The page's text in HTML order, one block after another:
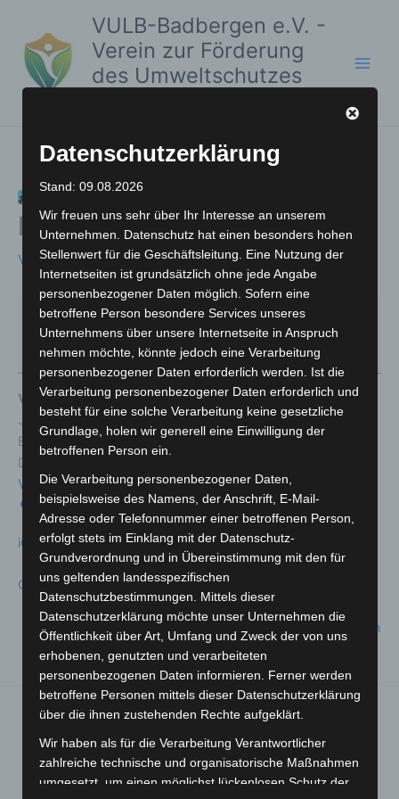
springen
VULB-Badbergen e.V. -
Verein zur Förderung
des Umweltschutzes
Frühstücksplauderei &
Handysprechstunde
VonMarc Rauscher/16. März 2025
Handysprechstunde
9:30 –11:30
5. August 2025
Volksschule Badbergen
Jahnstraße 1
Badbergen
, Niedersachsen
Deutschland
Veranstaltungsort anschauen
Karte
Badbergen
iCal
Google
Kompletten Kalender ansehen
Repair Cafe im
Dorftreff
Badbergen
1. August 2025
Wohnzimmer –
Klönen & mehr
5. August 2025
Datenschutzerklärung
Stand: 09.08.2026
Wir freuen uns sehr über Ihr Interesse an unserem
Unternehmen. Datenschutz hat einen besonders hohen
Stellenwert für die Geschäftsleitung. Eine Nutzung der
Internetseiten ist grundsätzlich ohne jede Angabe
personenbezogener Daten möglich. Sofern eine
betroffene Person besondere Services unseres
Unternehmens über unsere Internetseite in Anspruch
nehmen möchte, könnte jedoch eine Verarbeitung
personenbezogener Daten erforderlich werden. Ist die
Verarbeitung personenbezogener Daten erforderlich und
besteht für eine solche Verarbeitung keine gesetzliche
Grundlage, holen wir generell eine Einwilligung der
betroffenen Person ein.
Die Verarbeitung personenbezogener Daten,
beispielsweise des Namens, der Anschrift, E-Mail-
Adresse oder Telefonnummer einer betroffenen Person,
erfolgt stets im Einklang mit der Datenschutz-
Grundverordnung und in Übereinstimmung mit den für
uns geltenden landesspezifischen
Datenschutzbestimmungen. Mittels dieser
Datenschutzerklärung möchte unser Unternehmen die
Öffentlichkeit über Art, Umfang und Zweck der von uns
erhobenen, genutzten und verarbeiteten
personenbezogenen Daten informieren. Ferner werden
betroffene Personen mittels dieser Datenschutzerklärung
über die ihnen zustehenden Rechte aufgeklärt.
Wir haben als für die Verarbeitung Verantwortlicher
zahlreiche technische und organisatorische Maßnahmen
umgesetzt, um einen möglichst lückenlosen Schutz der